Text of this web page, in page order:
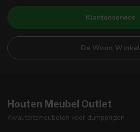
Klantenservice
De Woon Winkel
Houten Meubel Outlet
Kwaliteitsmeubelen voor dumpprijzen